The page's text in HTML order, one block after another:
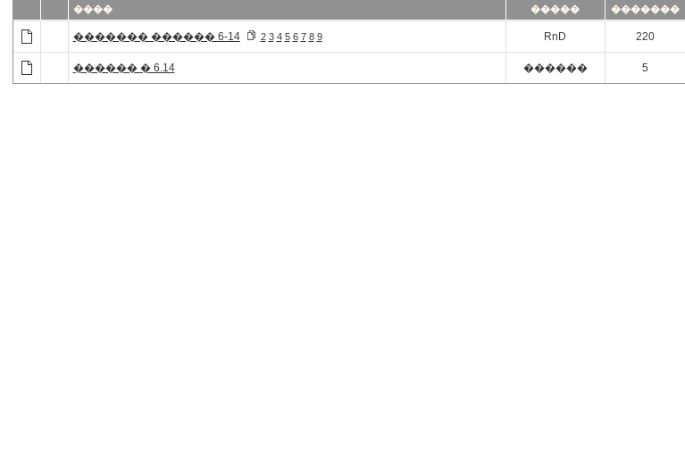
���� ����� �������
������� ������ 6-14 2 3 4 5 6 7 8 9 RnD 220
������ � 6.14 ������ 5